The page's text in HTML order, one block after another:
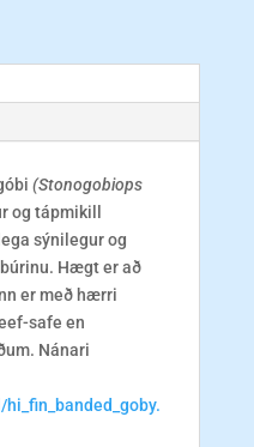
(Stonogobiops
og tápmikill
sýnilegur og
Hægt er að
er með hærri
safe en
Nánari